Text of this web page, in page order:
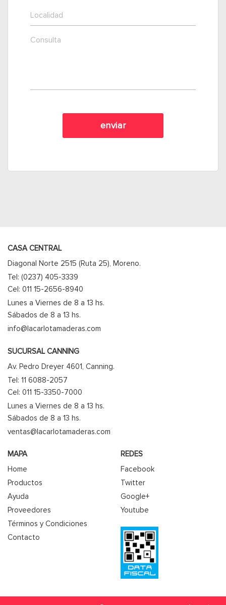
CASA CENTRAL
Diagonal Norte 2515 (Ruta 25), Moreno.
Tel: (0237) 405-3339
Cel: 011 15-2656-8940
Lunes a Viernes de 8 a 13 hs.
Sábados de 8 a 13 hs.
info@lacarlotamaderas.com
SUCURSAL CANNING
Av. Pedro Dreyer 4601, Canning.
Tel: 11 6088-2057
Cel: 011 15-3350-7000
Lunes a Viernes de 8 a 13 hs.
Sábados de 8 a 13 hs.
ventas@lacarlotamaderas.com
MAPA
Home
Productos
Ayuda
Proveedores
Términos y Condiciones
Contacto
REDES
Facebook
Twitter
Google+
Youtube